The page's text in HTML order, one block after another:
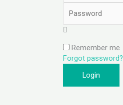
Remember me
Forgot password?
Login